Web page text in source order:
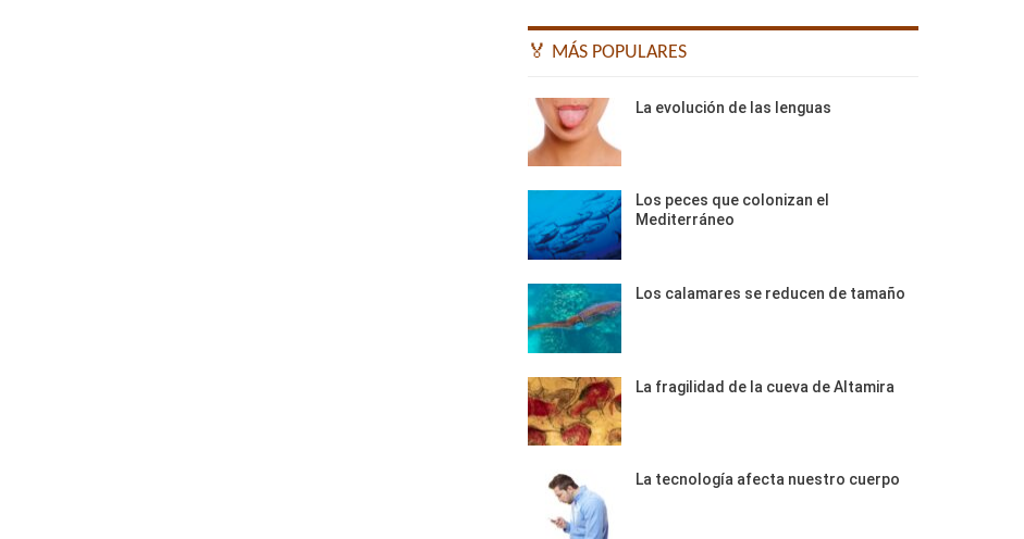
🏅 MÁS POPULARES
La evolución de las lenguas
Los peces que colonizan el
Mediterráneo
Los calamares se reducen de tamaño
La fragilidad de la cueva de Altamira
La tecnología afecta nuestro cuerpo